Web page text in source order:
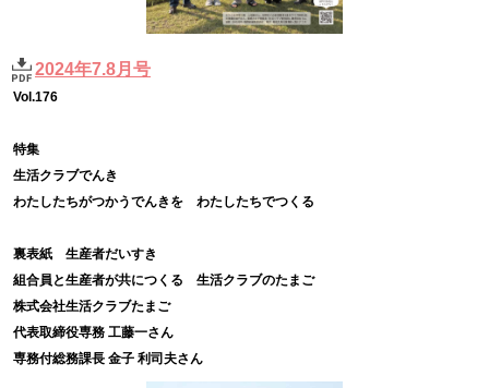
2024年7.8月号
Vol.176
特集
生活クラブでんき
わたしたちがつかうでんきを わたしたちでつくる
裏表紙 生産者だいすき
組合員と生産者が共につくる 生活クラブのたまご
株式会社生活クラブたまご
代表取締役専務 工藤一さん
専務付総務課長 金子 利司夫さん